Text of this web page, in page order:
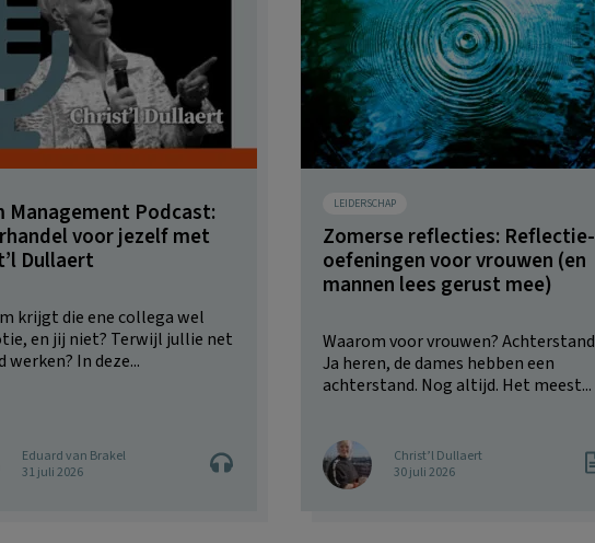
Management Podcast:
voor jezelf met
Dullaert
krijgt die ene collega wel
en jij niet? Terwijl jullie net
werken? In deze...
Eduard van Brakel
31 juli 2026
LEIDERSCHAP
Zomerse reflecties: Reflectie-
oefeningen voor vrouwen (en
mannen lees gerust mee)
Waarom voor vrouwen? Achterstand
Ja heren, de dames hebben een
achterstand. Nog altijd. Het meest...
Christ’l Dullaert
30 juli 2026